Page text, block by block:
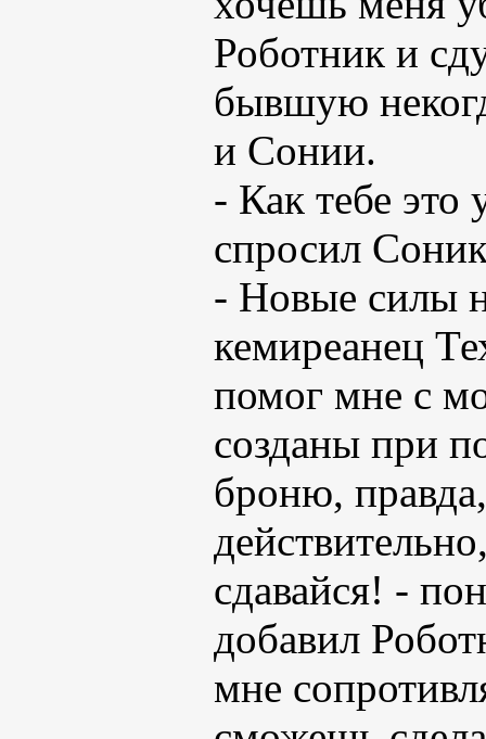
Роботник и
бывшую
и Сонии.
- Как тебе это
спросил
- Новые силы
кемиреанец
помог мне с
созданы при
броню,
сдавайся! -
добавил
мне